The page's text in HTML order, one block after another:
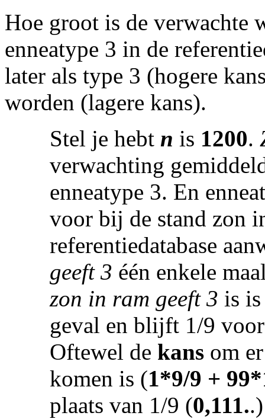
Hoe groot is de verwachte
enneatype 3 in de
later als type 3 (hogere
worden (lagere kans).
Stel je hebt n is 1200.
verwachting
enneatype 3. En
voor bij de stand zon
referentiedatabase
geeft 3 één enkele
zon in ram geeft 3 is
geval en blijft 1/9
Oftewel de kansom er
komen is (1*9/9 +
plaats van 1/9 (0,111..)